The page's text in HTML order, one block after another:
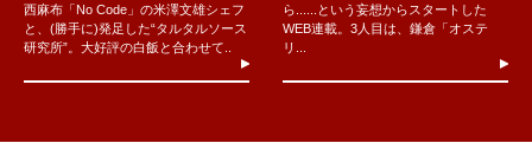
西麻布「No Code」の米澤文雄シェフ
と、(勝手に)発足した“タルタルソース
研究所”。大好評の白飯と合わせて..
ら......という妄想からスタートした
WEB連載。3人目は、鎌倉「オステ
リ...